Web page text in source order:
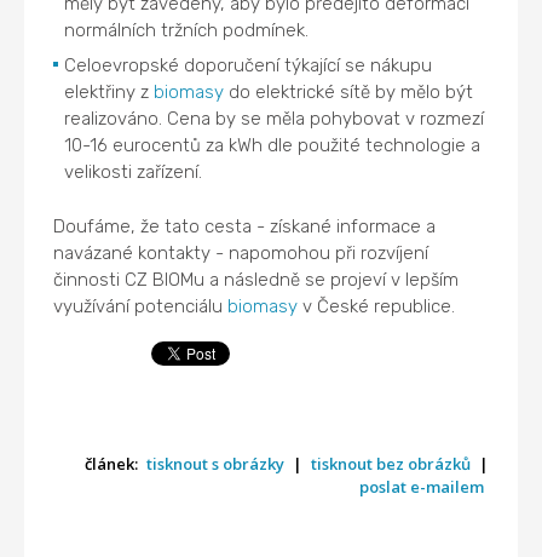
normálních tržních podmínek.
Celoevropské doporučení týkající se nákupu
elektřiny z biomasy do elektrické sítě by mělo být
realizováno. Cena by se měla pohybovat v rozmezí
10-16 eurocentů za kWh dle použité technologie a
velikosti zařízení.
Doufáme, že tato cesta - získané informace a
navázané kontakty - napomohou při rozvíjení
činnosti CZ BIOMu a následně se projeví v lepším
využívání potenciálu biomasy v České republice.
článek: tisknout s obrázky | tisknout bez obrázků |
poslat e-mailem